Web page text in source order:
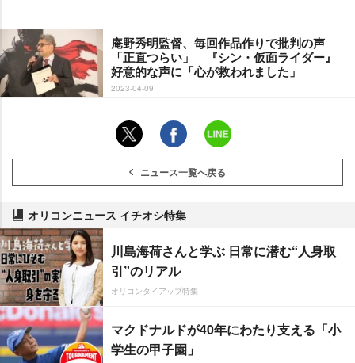
庵野秀明監督、毎回作品作りで批判の声
「正直つらい」 『シン・仮面ライダー』
好意的な声に「心が救われました」
2023-04-09
ニュース一覧へ戻る
オリコンニュース イチオシ特集
川島海荷さんと学ぶ 日常に潜む“人身取
引”のリアル
オリコンタイアップ特集
マクドナルドが40年にわたり支える「小
学生の甲子園」